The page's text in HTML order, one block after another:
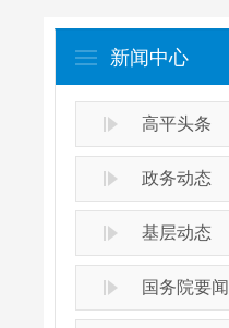
新闻中心
高平头条
政务动态
基层动态
国务院要闻